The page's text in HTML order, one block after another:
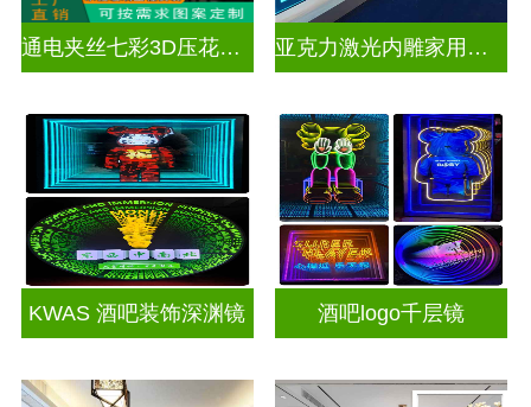
通电夹丝七彩3D压花激光内雕玻璃 亚克力激光内雕家用玄关隔断
KWAS 酒吧装饰深渊镜 酒吧logo千层镜